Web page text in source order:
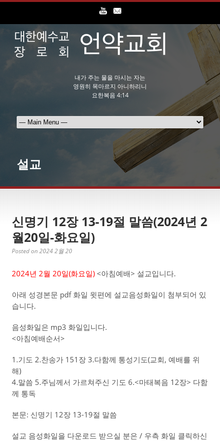
내가 주는 물을 마시는 자는
영원히 목마르지 아니하리니
요한복음 4:14
설교
신명기 12장 13-19절 말씀(2024년 2
월20일-화요일)
Posted on 2024 2월 20
2024년 2월 20일(화요일) <아침예배> 설교입니다.
아래 성경본문 pdf 화일 윗편에 설교음성화일이 첨부되어 있
습니다.
음성화일은 mp3 화일입니다.
<아침예배순서>
1.기도 2.찬송가 151장 3.다함께 통성기도(교회, 예배를 위
해)
4.말씀 5.주님께서 가르쳐주신 기도 6.<마태복음 12장> 다함
께 통독
본문: 신명기 12장 13-19절 말씀
설교 음성화일을 다운로드 받으실 분은 / 우측 화일 클릭하신